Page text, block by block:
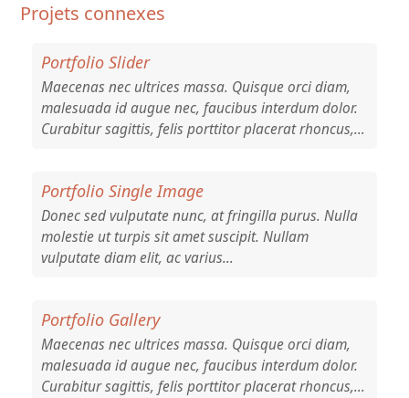
Projets connexes
Portfolio Slider
Maecenas nec ultrices massa. Quisque orci diam,
malesuada id augue nec, faucibus interdum dolor.
Curabitur sagittis, felis porttitor placerat rhoncus,…
Portfolio Single Image
Donec sed vulputate nunc, at fringilla purus. Nulla
molestie ut turpis sit amet suscipit. Nullam
vulputate diam elit, ac varius…
Portfolio Gallery
Maecenas nec ultrices massa. Quisque orci diam,
malesuada id augue nec, faucibus interdum dolor.
Curabitur sagittis, felis porttitor placerat rhoncus,…